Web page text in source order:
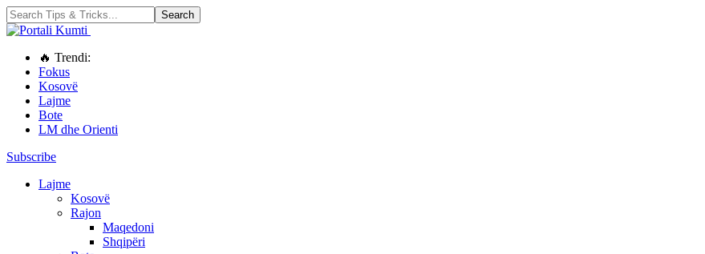
🔥 Trendi:
Fokus
Kosovë
Lajme
Bote
LM dhe Orienti
Subscribe
Lajme
Kosovë
Rajon
Maqedoni
Shqipëri